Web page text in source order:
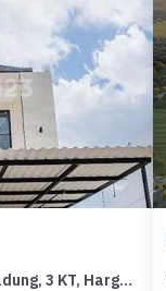
Rumah Favorit di Jimbaran, Badung, 3 KT, Harga 1,7 Miliar